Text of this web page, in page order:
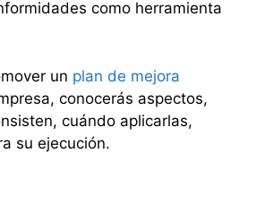
como herramienta
un plan de mejora
conocerás aspectos,
cuándo aplicarlas,
su ejecución.